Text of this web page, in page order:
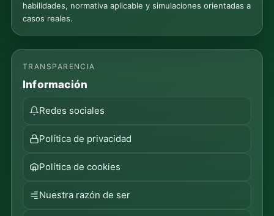
habilidades, normativa aplicable y simulaciones orientadas a
casos reales.
TRANSPARENCIA
Información
Redes sociales
Política de privacidad
Política de cookies
Nuestra razón de ser